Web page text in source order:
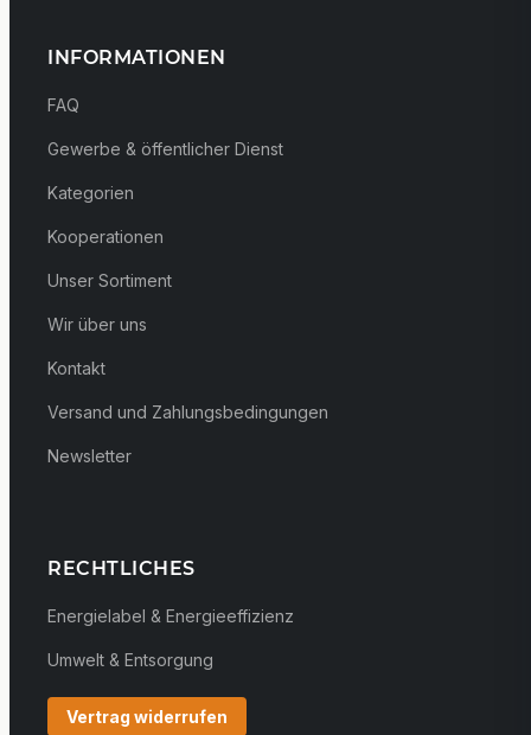
INFORMATIONEN
FAQ
Gewerbe & öffentlicher Dienst
Kategorien
Kooperationen
Unser Sortiment
Wir über uns
Kontakt
Versand und Zahlungsbedingungen
Newsletter
RECHTLICHES
Energielabel & Energieeffizienz
Umwelt & Entsorgung
Vertrag widerrufen